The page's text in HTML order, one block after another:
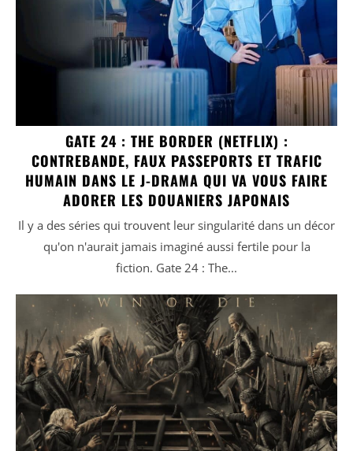
GATE 24 : THE BORDER (NETFLIX) :
CONTREBANDE, FAUX PASSEPORTS ET TRAFIC
HUMAIN DANS LE J-DRAMA QUI VA VOUS FAIRE
ADORER LES DOUANIERS JAPONAIS
Il y a des séries qui trouvent leur singularité dans un décor
qu'on n'aurait jamais imaginé aussi fertile pour la
fiction. Gate 24 : The...